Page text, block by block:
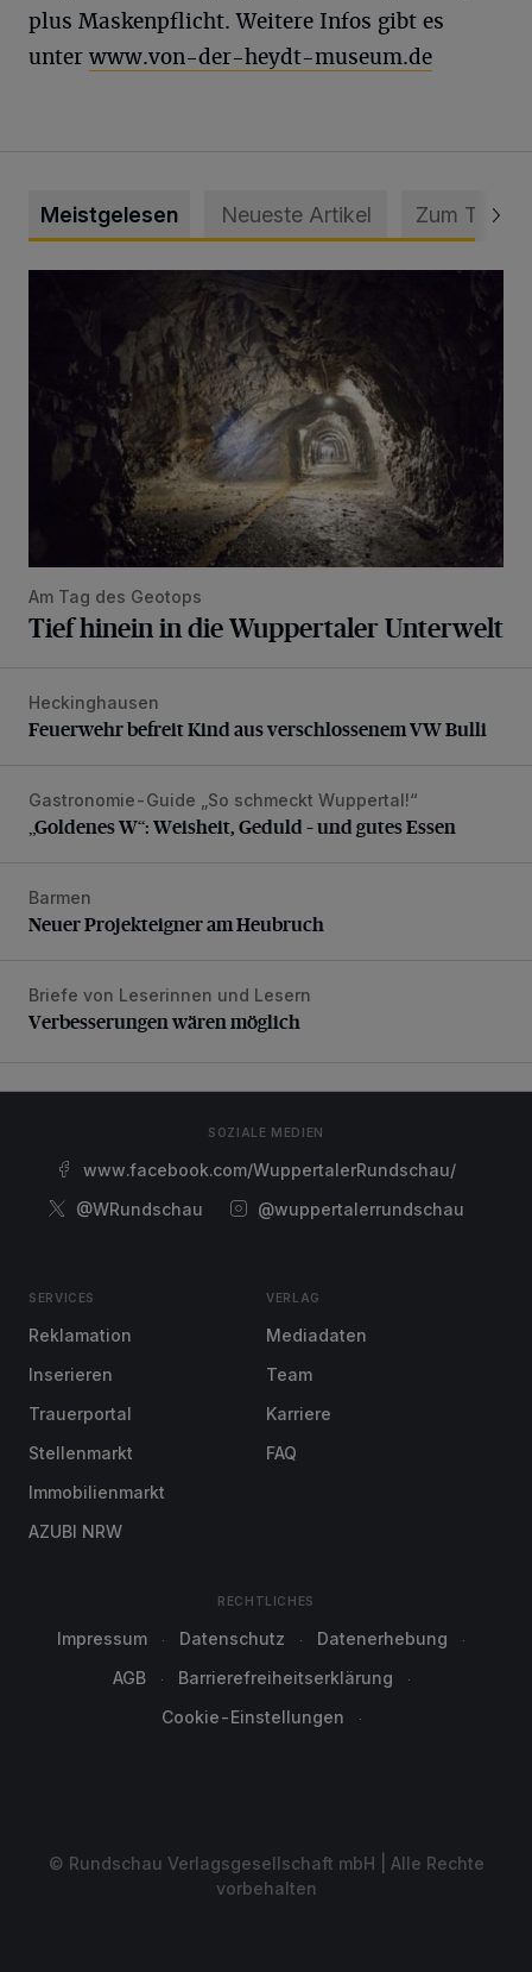
plus Maskenpflicht. Weitere Infos gibt es
unter www.von-der-heydt-museum.de
Meistgelesen Neueste Artikel Zum Thema
Am Tag des Geotops
Tief hinein in die Wuppertaler Unterwelt
Feuerwehr befreit Kind aus verschlossenem VW Bulli
Heckinghausen
Feuerwehr befreit Kind aus verschlossenem VW Bulli
„Goldenes W“: Weisheit, Geduld – und gutes Essen
Gastronomie-Guide „So schmeckt Wuppertal!“
„Goldenes W“: Weisheit, Geduld – und gutes Essen
Neuer Projekteigner am Heubruch
Barmen
Neuer Projekteigner am Heubruch
Verbesserungen wären möglich
Briefe von Leserinnen und Lesern
Verbesserungen wären möglich
SOZIALE MEDIEN
www.facebook.com/WuppertalerRundschau/
@WRundschau
@wuppertalerrundschau
SERVICES
Reklamation
Inserieren
Trauerportal
Stellenmarkt
Immobilienmarkt
AZUBI NRW
VERLAG
Mediadaten
Team
Karriere
FAQ
RECHTLICHES
Impressum Datenschutz
Datenerhebung
AGB
Barrierefreiheitserklärung
Cookie-Einstellungen
© Rundschau Verlagsgesellschaft mbH | Alle Rechte
vorbehalten